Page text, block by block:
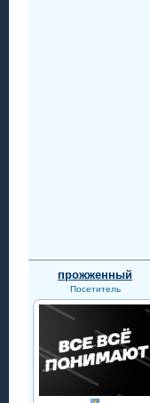
прожженный
Посетитель